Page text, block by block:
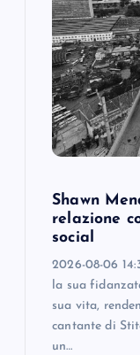
Shawn
relazione
social
2026-08-06
la sua
sua vita,
cantante di
un…